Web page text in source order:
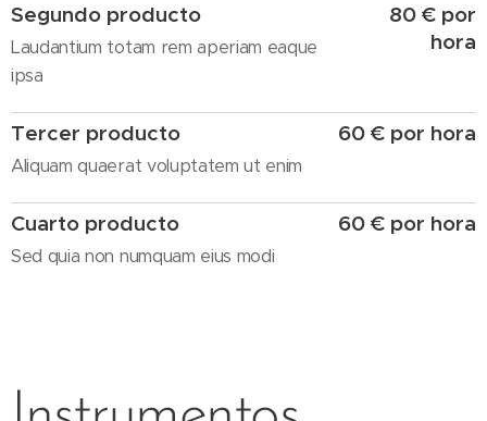
Segundo producto
Laudantium totam rem aperiam eaque
ipsa
80 € por
hora
Tercer producto
Aliquam quaerat voluptatem ut enim
60 € por hora
Cuarto producto
Sed quia non numquam eius modi
60 € por hora